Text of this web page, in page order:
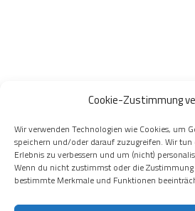
Cookie-Zustimmung
Wir verwenden Technologien wie Cookies, um
speichern und/oder darauf zuzugreifen. Wir
Erlebnis zu verbessern und um (nicht)
Wenn du nicht zustimmst oder die
bestimmte Merkmale und Funktionen